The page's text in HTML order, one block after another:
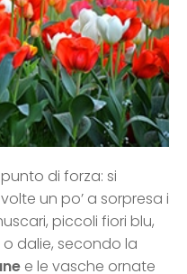
di forza: si
un po’ a sorpresa i
piccoli fiori blu,
dalie, secondo la
e le vasche ornate